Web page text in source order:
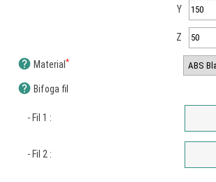
Y
Z
help Material *
help Bifoga fil
- Fil 1 :
- Fil 2 :